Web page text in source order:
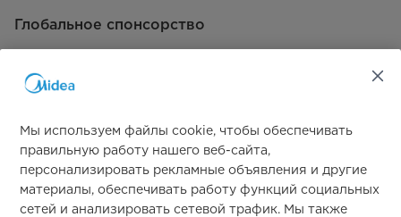
Деликатная да
Eco 40-60 да
Быстрая 15′
Экспресс 45′
Полоскание и отжим
Глобальное спонсорство
Свяжитесь с нами
Мы используем файлы cookie, чтобы обеспечивать
правильную работу нашего веб-сайта,
персонализировать рекламные объявления и другие
материалы, обеспечивать работу функций социальных
сетей и анализировать сетевой трафик. Мы также